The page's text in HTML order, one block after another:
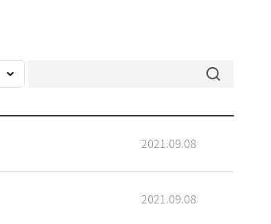
2021.09.08
2021.09.08